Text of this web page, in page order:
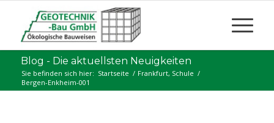
Blog - Die aktuellsten Neuigkeiten
Sie befinden sich hier: Startseite / Frankfurt, Schule /
Bergen-Enkheim-001